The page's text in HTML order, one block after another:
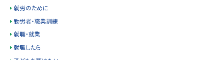
プ 就労のために
勤労者・職業訓練
就職・就業
就職したら